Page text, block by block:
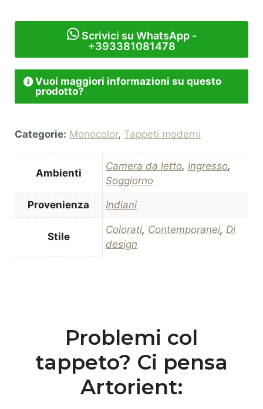
Scrivici su WhatsApp -
+393381081478
Vuoi maggiori informazioni su questo
prodotto?
Categorie: Monocolor, Tappeti moderni
Ambienti
Camera da letto, Ingresso,
Soggiorno
Provenienza Indiani
Stile
Colorati, Contemporanei, Di
design
Problemi col
tappeto? Ci pensa
Artorient: